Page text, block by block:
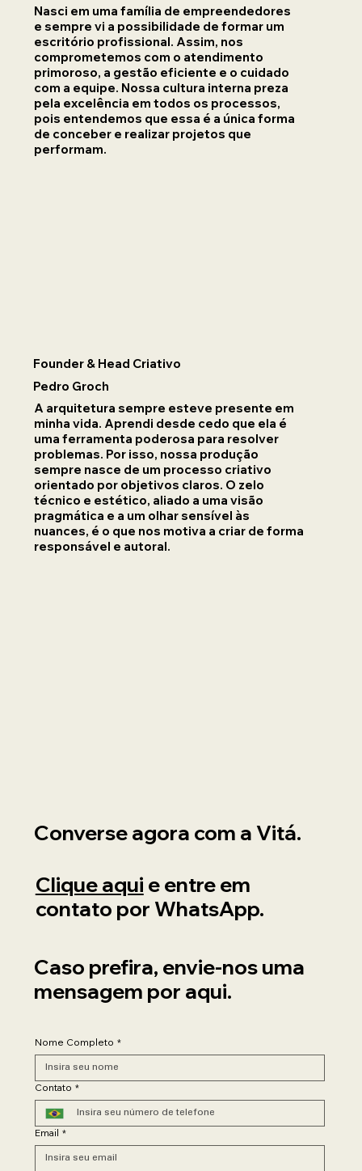
Nasci em uma família de empreendedores
e sempre vi a possibilidade de formar um
escritório profissional. Assim, nos
comprometemos com o atendimento
primoroso, a gestão eficiente e o cuidado
com a equipe. Nossa cultura interna preza
pela excelência em todos os processos,
pois entendemos que essa é a única forma
de conceber e realizar projetos que
performam.
Founder & Head Criativo
Pedro Groch
A arquitetura sempre esteve presente em
minha vida. Aprendi desde cedo que ela é
uma ferramenta poderosa para resolver
problemas. Por isso, nossa produção
sempre nasce de um processo criativo
orientado por objetivos claros. O zelo
técnico e estético, aliado a uma visão
pragmática e a um olhar sensível às
nuances, é o que nos motiva a criar de forma
responsável e autoral.
Converse agora com a Vitá.
Clique aqui e entre em
contato por WhatsApp.
Caso prefira, envie-nos uma
mensagem por aqui.
Nome Completo *
Contato *
Email *